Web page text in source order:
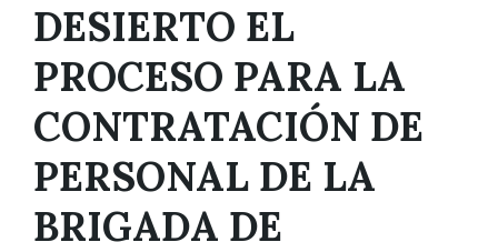
DESIERTO EL
PROCESO PARA LA
CONTRATACIÓN DE
PERSONAL DE LA
BRIGADA DE